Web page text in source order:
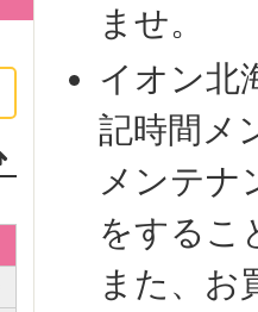
ませ。
イオン北
記時間メ
メンテナ
をするこ
また、お